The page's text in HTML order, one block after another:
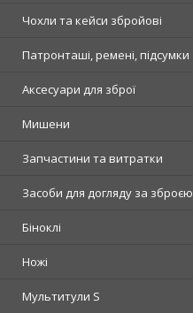
Чохли та кейси збройові
Патронташі, ремені, підсумки
Аксесуари для зброї
Мишени
Запчастини та витратки
Засоби для догляду за зброєю
Біноклі
Ножі
Мультитули S